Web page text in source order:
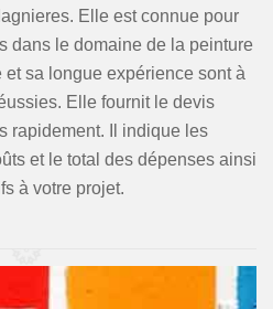
Elle est connue pour
dans le domaine de la peinture
sa longue expérience sont à
Elle fournit le devis
rapidement. Il indique les
et le total des dépenses ainsi
à votre projet.